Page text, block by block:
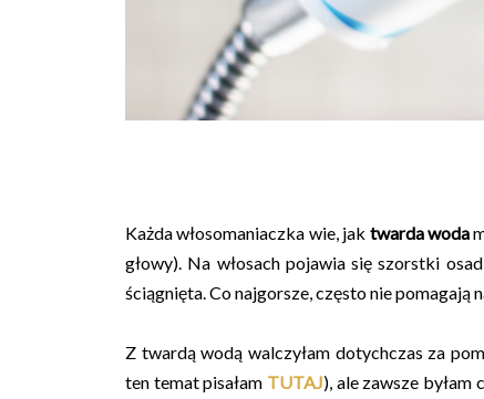
Każda włosomaniaczka wie, jak twarda woda
głowy). Na włosach pojawia się szorstki
ściągnięta. Co najgorsze, często nie pomagają
Z twardą wodą walczyłam dotychczas za
ten temat pisałam TUTAJ), ale zawsze